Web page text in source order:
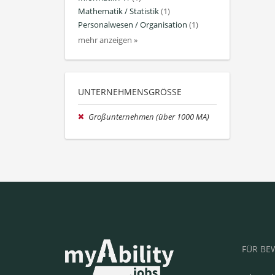
Mathematik / Statistik(1)
Personalwesen / Organisation (1)
mehr anzeigen »
UNTERNEHMENSGRÖSSE
Großunternehmen (über 1000 MA)
FÜR